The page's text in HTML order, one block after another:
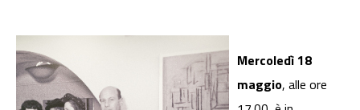
Mercoledì 18
maggio, alle ore